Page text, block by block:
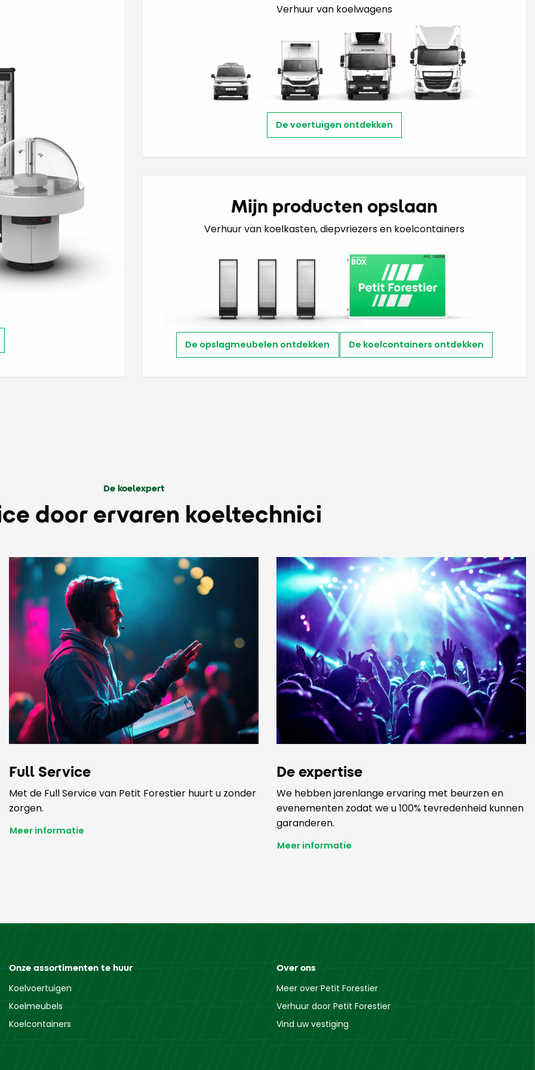
Verhuur van koelwagens
De voertuigen ontdekken
Mijn producten opslaan
Verhuur van koelkasten, diepvriezers en koelcontainers
De opslagmeubelen ontdekken De koelcontainers ontdekken
De koelexpert
door ervaren koeltechnici
Full Service
Met de Full Service van Petit Forestier huurt u zonder
zorgen.
Meer informatie
De expertise
We hebben jarenlange ervaring met beurzen en
evenementen zodat we u 100% tevredenheid kunnen
garanderen.
Meer informatie
Onze assortimenten te huur
Koelvoertuigen
Koelmeubels
Koelcontainers
Over ons
Meer over Petit Forestier
Verhuur door Petit Forestier
Vind uw vestiging